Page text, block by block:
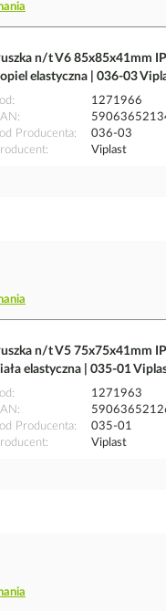
n/t V6 85x85x41mm
elastyczna | 036-03
1271966
Producenta
036-03
Viplast
n/t V5 75x75x41mm
elastyczna | 035-01
1271963
Producenta
035-01
Viplast